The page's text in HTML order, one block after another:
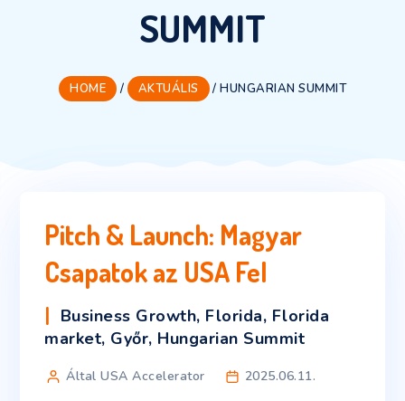
SUMMIT
HOME / AKTUÁLIS / HUNGARIAN SUMMIT
Pitch & Launch: Magyar
Csapatok az USA Fel
Business Growth, Florida, Florida
market, Győr, Hungarian Summit
Által USA Accelerator 2025.06.11.